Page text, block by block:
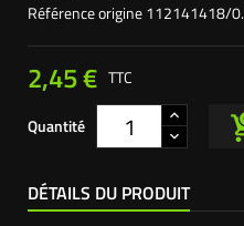
Référence origine 112141418/0.
2,45 € TTC
Quantité
DÉTAILS DU PRODUIT